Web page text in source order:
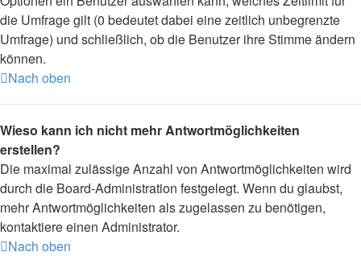
die Umfrage gilt (0 bedeutet dabei eine zeitlich unbegrenzte
Umfrage) und schließlich, ob die Benutzer ihre Stimme ändern
können.
Nach oben
Wieso kann ich nicht mehr Antwortmöglichkeiten
erstellen?
Die maximal zulässige Anzahl von Antwortmöglichkeiten wird
durch die Board-Administration festgelegt. Wenn du glaubst,
mehr Antwortmöglichkeiten als zugelassen zu benötigen,
kontaktiere einen Administrator.
Nach oben